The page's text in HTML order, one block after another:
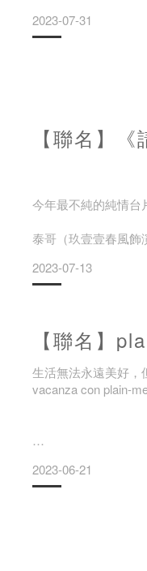
依據節目賽制分組
2023-07-31
【聯名】
今年最不純的純情台
泰哥（玖壹壹春風飾
不打不相識，阿芬的
（照片來自：麻吉砥
導演九把刀的創意指
2023-07-13
【聯名】
生活無法永遠美好，
vacanza con plain-
出剛柔並濟-鋼飾聯
plain-me 巧妙結合雙
2023-06-21